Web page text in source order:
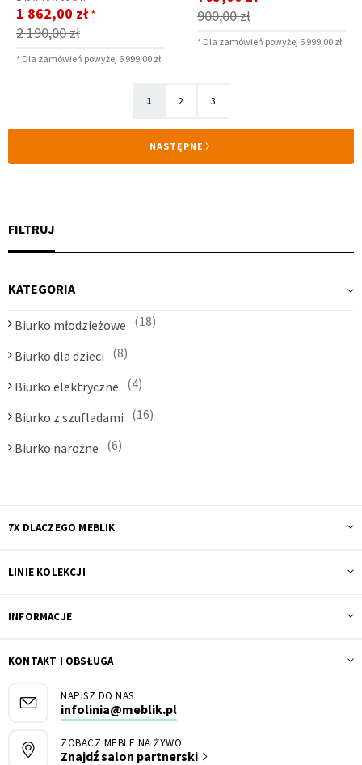
2 190,00 zł
Cena
promocyjna
1 862,00 zł *
* Dla zamówień powyżej 6 999,00 zł
900,00 zł
promocyjna
* Dla zamówień powyżej 6 999,00 zł
Aktualnie
czytasz
stronę
1 Strona
2 Strona
3
STRONA
NASTĘPNE
FILTRUJ
KATEGORIA
Biurko młodzieżowe 18
Biurko dla dzieci 8
Biurko elektryczne 4
Biurko z szufladami 16
Biurko narożne 6
7X DLACZEGO MEBLIK
LINIE KOLEKCJI
INFORMACJE
KONTAKT I OBSŁUGA
NAPISZ DO NAS
infolinia@meblik.pl
ZOBACZ MEBLE NA ŻYWO
Znajdź salon partnerski